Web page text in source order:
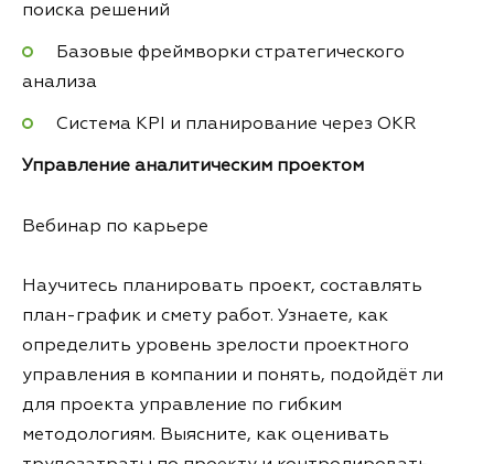
поиска решений
Базовые фреймворки стратегического
анализа
Система KPI и планирование через OKR
Управление аналитическим проектом
Вебинар по карьере
Научитесь планировать проект, составлять
план-график и смету работ. Узнаете, как
определить уровень зрелости проектного
управления в компании и понять, подойдёт ли
для проекта управление по гибким
методологиям. Выясните, как оценивать